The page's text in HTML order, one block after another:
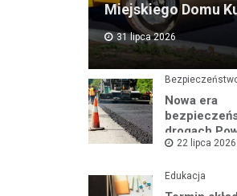
Miejskiego Domu
31 lipca 2026
Nowa era
drogach
Rybnickiej
22 lipca 2026
Edukacja